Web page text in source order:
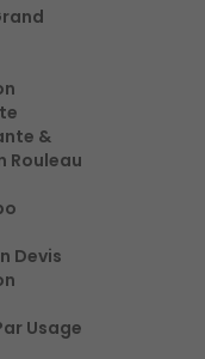
&
Rouleau
Devis
Usage